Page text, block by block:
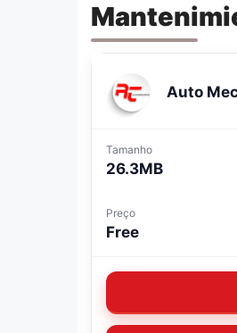
Auto
Tamanho
26.3MB
Preço
Free